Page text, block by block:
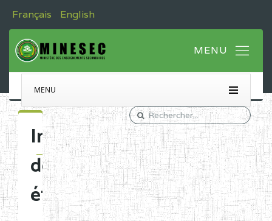
Français English
MENU
Immatriculation
des
établissements